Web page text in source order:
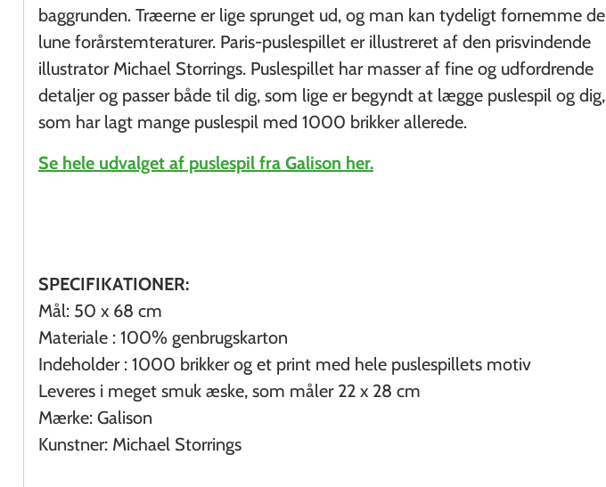
baggrunden. Træerne er lige sprunget ud, og man kan tydeligt fornemme de
lune forårstemteraturer. Paris-puslespillet er illustreret af den prisvindende
illustrator Michael Storrings. Puslespillet har masser af fine og udfordrende
detaljer og passer både til dig, som lige er begyndt at lægge puslespil og dig,
som har lagt mange puslespil med 1000 brikker allerede.
Se hele udvalget af puslespil fra Galison her.
SPECIFIKATIONER:
Mål: 50 x 68 cm
Materiale : 100% genbrugskarton
Indeholder : 1000 brikker og et print med hele puslespillets motiv
Leveres i meget smuk æske, som måler 22 x 28 cm
Mærke: Galison
Kunstner: Michael Storrings